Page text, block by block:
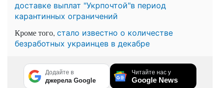
доставке выплат "Укрпочтой"в период
карантинных ограничений
Кроме того, стало известно о количестве
безработных украинцев в декабре
Додайте в
джерела Google
Читайте нас у
Google News